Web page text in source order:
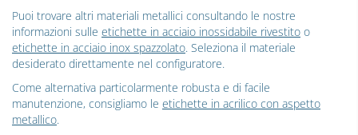
Puoi trovare altri materiali metallici consultando le nostre
informazioni sulle etichette in acciaio inossidabile rivestito o
etichette in acciaio inox spazzolato. Seleziona il materiale
desiderato direttamente nel configuratore.
Come alternativa particolarmente robusta e di facile
manutenzione, consigliamo le etichette in acrilico con aspetto
metallico.